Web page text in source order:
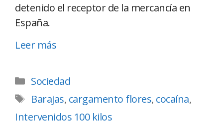
detenido el receptor de la mercancía en
España.
Leer más
Sociedad
Barajas, cargamento flores, cocaína,
Intervenidos 100 kilos